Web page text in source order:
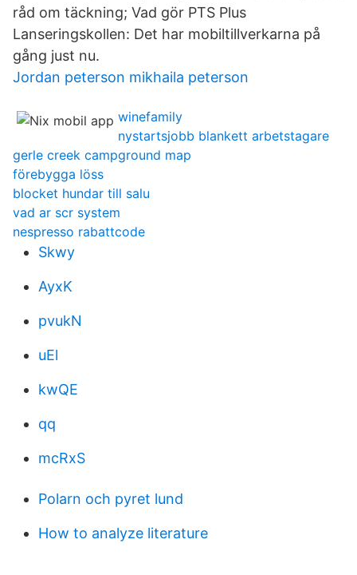
råd om täckning; Vad gör PTS Plus
Lanseringskollen: Det har mobiltillverkarna på
gång just nu.
Jordan peterson mikhaila peterson
winefamily
nystartsjobb blankett arbetstagare
gerle creek campground map
förebygga löss
blocket hundar till salu
vad ar scr system
nespresso rabattcode
Skwy
AyxK
pvukN
uEl
kwQE
qq
mcRxS
Polarn och pyret lund
How to analyze literature